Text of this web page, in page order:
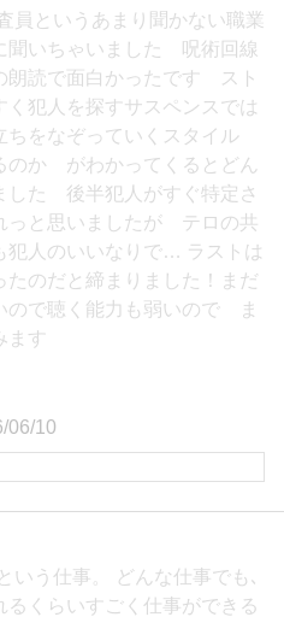
員というあまり聞かない職業
聞いちゃいました 呪術回線
朗読で面白かったです スト
く犯人を探すサスペンスでは
ちをなぞっていくスタイル
か がわかってくるとどん
した 後半犯人がすぐ特定さ
と思いましたが テロの共
犯人のいいなりで… ラストは
たのだと締まりました！まだ
ので聴く能力も弱いので ま
す
06/10
いう仕事。 どんな仕事でも､
るくらいすごく仕事ができる